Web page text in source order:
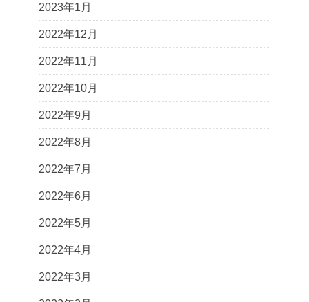
2023年1月
2022年12月
2022年11月
2022年10月
2022年9月
2022年8月
2022年7月
2022年6月
2022年5月
2022年4月
2022年3月